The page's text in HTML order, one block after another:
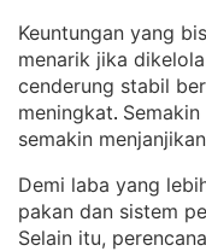
Keuntungan yang
menarik jika
cenderung stabil
meningkat.
semakin
Demi laba yang
pakan dan sistem
Selain itu,